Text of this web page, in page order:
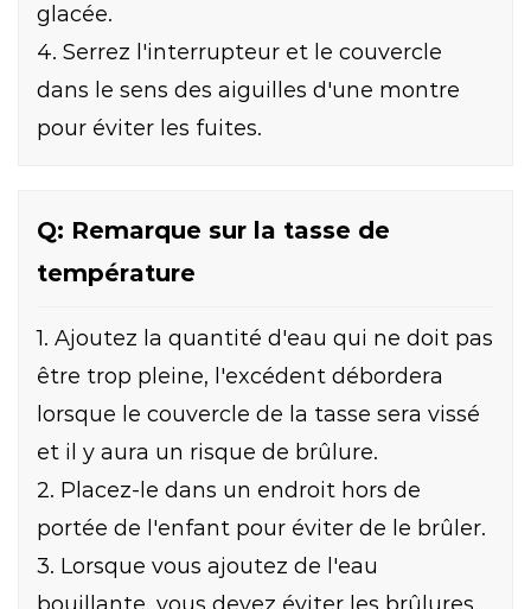
glacée.
4. Serrez l'interrupteur et le couvercle
dans le sens des aiguilles d'une montre
pour éviter les fuites.
Q: Remarque sur la tasse de
température
1. Ajoutez la quantité d'eau qui ne doit pas
être trop pleine, l'excédent débordera
lorsque le couvercle de la tasse sera vissé
et il y aura un risque de brûlure.
2. Placez-le dans un endroit hors de
portée de l'enfant pour éviter de le brûler.
3. Lorsque vous ajoutez de l'eau